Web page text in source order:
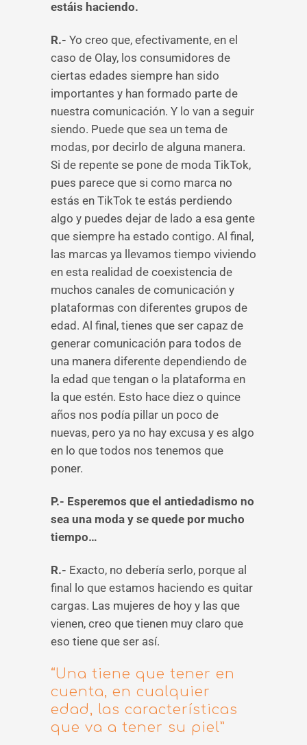
estáis haciendo.
R.- Yo creo que, efectivamente, en el
caso de Olay, los consumidores de
ciertas edades siempre han sido
importantes y han formado parte de
nuestra comunicación. Y lo van a seguir
siendo. Puede que sea un tema de
modas, por decirlo de alguna manera.
Si de repente se pone de moda TikTok,
pues parece que si como marca no
estás en TikTok te estás perdiendo
algo y puedes dejar de lado a esa gente
que siempre ha estado contigo. Al final,
las marcas ya llevamos tiempo viviendo
en esta realidad de coexistencia de
muchos canales de comunicación y
plataformas con diferentes grupos de
edad. Al final, tienes que ser capaz de
generar comunicación para todos de
una manera diferente dependiendo de
la edad que tengan o la plataforma en
la que estén. Esto hace diez o quince
años nos podía pillar un poco de
nuevas, pero ya no hay excusa y es algo
en lo que todos nos tenemos que
poner.
P.- Esperemos que el antiedadismo no
sea una moda y se quede por mucho
tiempo…
R.- Exacto, no debería serlo, porque al
final lo que estamos haciendo es quitar
cargas. Las mujeres de hoy y las que
vienen, creo que tienen muy claro que
eso tiene que ser así.
“Una tiene que tener en
cuenta, en cualquier
edad, las características
que va a tener su piel”